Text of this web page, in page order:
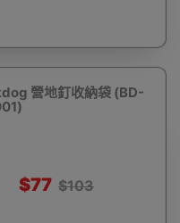
營地釘收納袋 (BD-
$77 $103